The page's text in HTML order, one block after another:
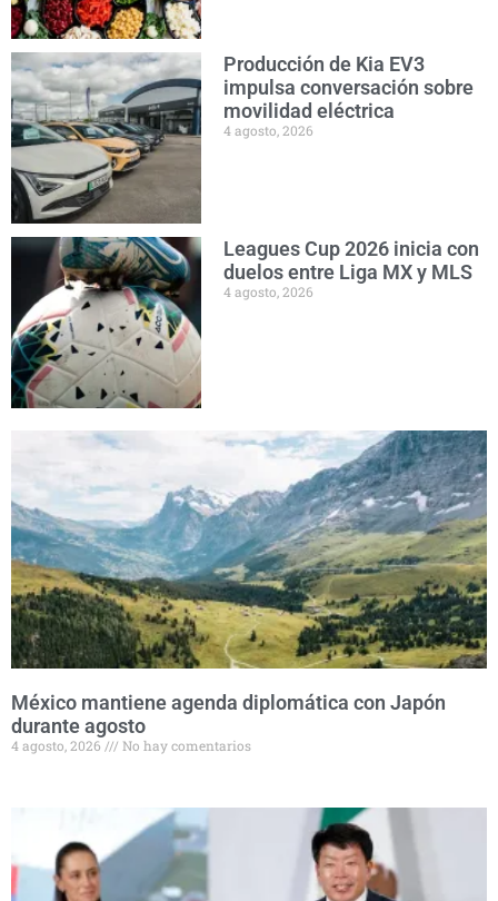
Producción de Kia EV3
impulsa conversación sobre
movilidad eléctrica
4 agosto, 2026
Leagues Cup 2026 inicia con
duelos entre Liga MX y MLS
4 agosto, 2026
México mantiene agenda diplomática con Japón
durante agosto
4 agosto, 2026 No hay comentarios